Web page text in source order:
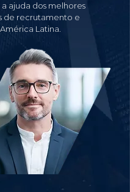
ajuda dos melhores
de recrutamento e
Latina.